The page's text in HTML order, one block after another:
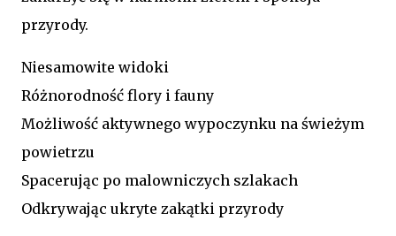
przyrody.
Niesamowite widoki
Różnorodność flory i fauny
Możliwość aktywnego wypoczynku na świeżym
powietrzu
Spacerując po malowniczych szlakach
Odkrywając ukryte zakątki przyrody